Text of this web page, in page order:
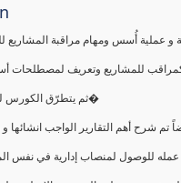
أُسس ومهام مراقبة المشاريع
كمراقب للمشاريع وتعريف
ثم يتطرّق الكورس للجزء الأساسي و هوا شرح لمها�
تم شرح أهم التقارير الواجب انشائها
عمله للوصول لمنصاب إدارية في نفس